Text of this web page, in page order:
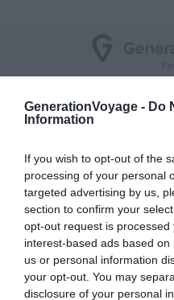
GenerationVoyage - Do
Information
If you wish to opt-out of the
processing of your personal
targeted advertising by us,
section to confirm your
opt-out request is
interest-based ads based
us or personal information
your opt-out. You may
disclosure of your personal
16. Tristan da